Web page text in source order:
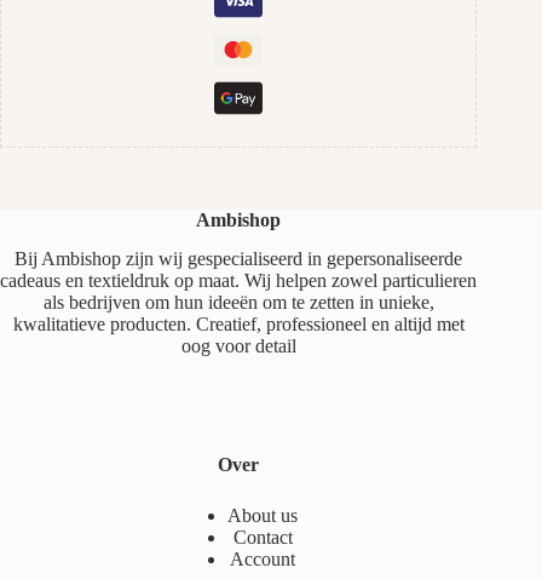
Ambishop
Bij Ambishop zijn wij gespecialiseerd in gepersonaliseerde
cadeaus en textieldruk op maat. Wij helpen zowel particulieren
als bedrijven om hun ideeën om te zetten in unieke,
kwalitatieve producten. Creatief, professioneel en altijd met
oog voor detail
Over
About us
Contact
Account